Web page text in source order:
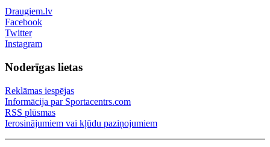
Draugiem.lv
Facebook
Twitter
Instagram
Noderīgas lietas
Reklāmas iespējas
Informācija par Sportacentrs.com
RSS plūsmas
Ierosinājumiem vai kļūdu paziņojumiem